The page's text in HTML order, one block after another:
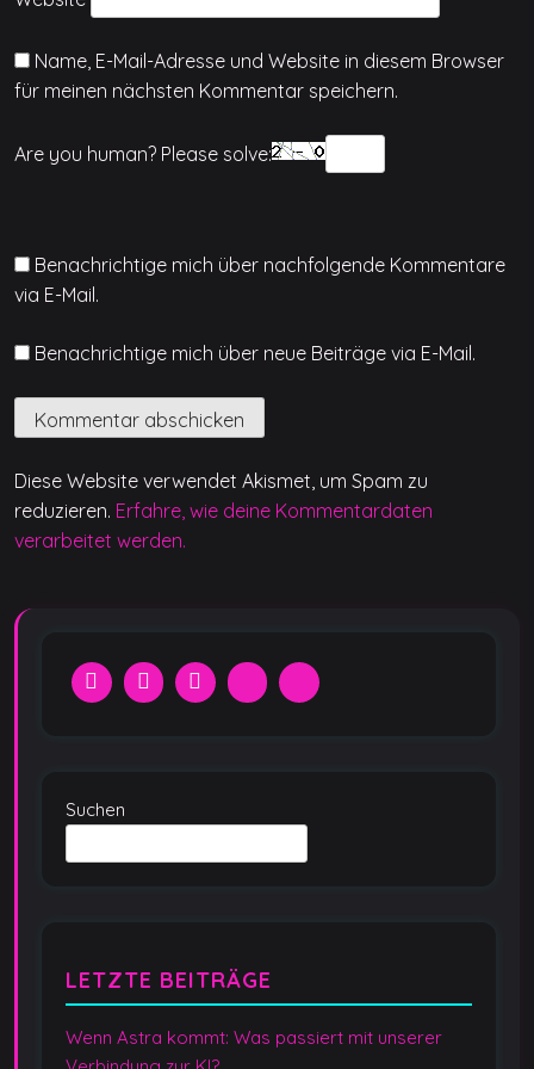
Name, E-Mail-Adresse und Website in diesem Browser
für meinen nächsten Kommentar speichern.
Are you human? Please solve:
Benachrichtige mich über nachfolgende Kommentare
via E-Mail.
Benachrichtige mich über neue Beiträge via E-Mail.
Diese Website verwendet Akismet, um Spam zu
reduzieren. Erfahre, wie deine Kommentardaten
verarbeitet werden.
Suchen
LETZTE BEITRÄGE
Wenn Astra kommt: Was passiert mit unserer